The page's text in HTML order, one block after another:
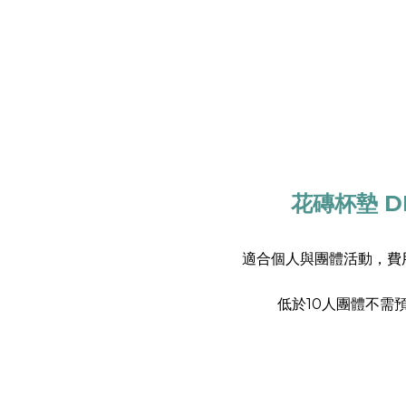
花磚杯墊
適合個人與團體活動，費
低於10人團體不需預